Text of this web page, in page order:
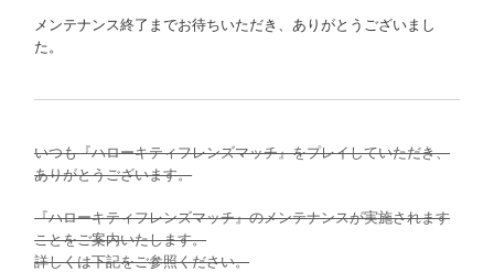
メンテナンス終了までお待ちいただき、ありがとうございまし
た。
いつも『ハローキティフレンズマッチ』をプレイしていただき、
ありがとうございます。
『ハローキティフレンズマッチ』のメンテナンスが実施されます
ことをご案内いたします。
詳しくは下記をご参照ください。